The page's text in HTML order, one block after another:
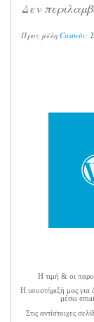
Δεν
Προς μέλη Custwin:
Η τιμή & οι
Η υποστήριξή μας για
μέσω
Στις αντίστοιχες